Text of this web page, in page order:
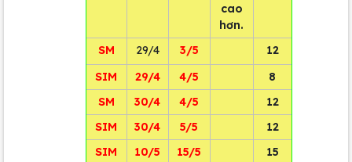
cao
hơn.
SM 29/4 3/5
12
SIM
29/4 4/5
8
SM
30/4 4/5
12
SIM
30/4 5/5
12
SIM
10/5 15/5
15